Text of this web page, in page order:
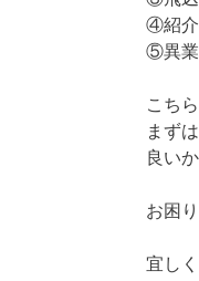
④紹介
⑤異業
こち
まず
良い
お困
宜し